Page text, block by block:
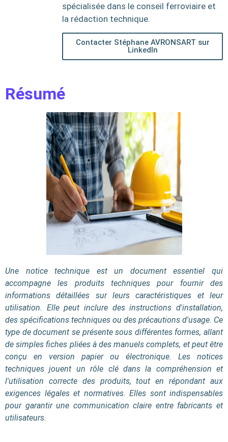
spécialisée dans le conseil ferroviaire et
la rédaction technique.
Contacter Stéphane AVRONSART sur
LinkedIn
Résumé
Une notice technique est un document essentiel qui
accompagne les produits techniques pour fournir des
informations détaillées sur leurs caractéristiques et leur
utilisation. Elle peut inclure des instructions d'installation,
des spécifications techniques ou des précautions d'usage. Ce
type de document se présente sous différentes formes, allant
de simples fiches pliées à des manuels complets, et peut être
conçu en version papier ou électronique. Les notices
techniques jouent un rôle clé dans la compréhension et
l'utilisation correcte des produits, tout en répondant aux
exigences légales et normatives. Elles sont indispensables
pour garantir une communication claire entre fabricants et
utilisateurs.